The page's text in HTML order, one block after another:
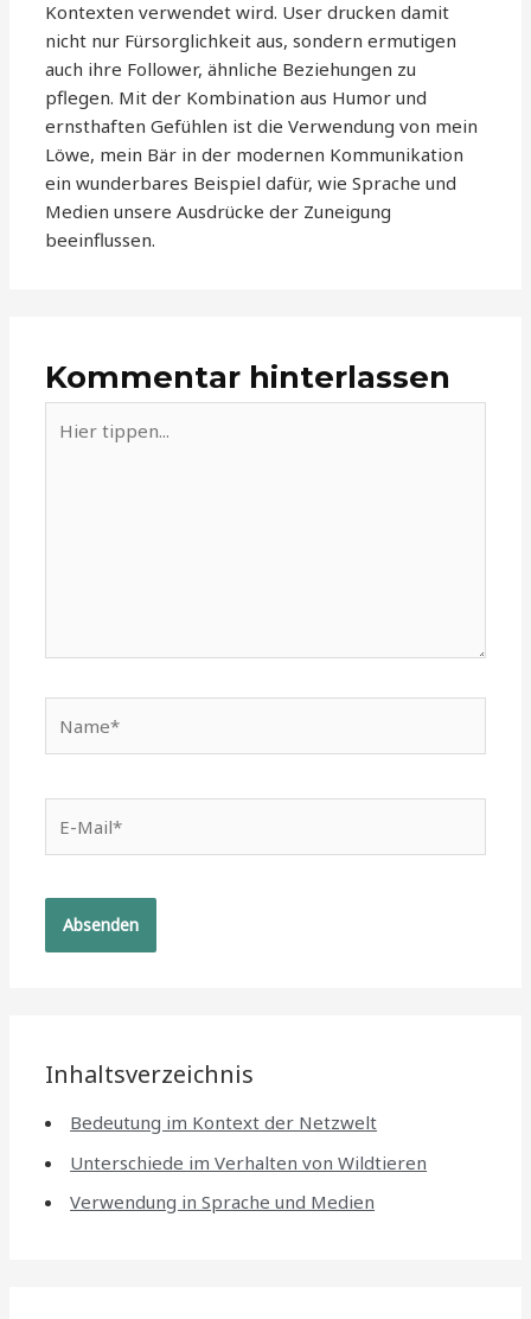
Kontexten verwendet wird. User drucken damit
nicht nur Fürsorglichkeit aus, sondern ermutigen
auch ihre Follower, ähnliche Beziehungen zu
pflegen. Mit der Kombination aus Humor und
ernsthaften Gefühlen ist die Verwendung von mein
Löwe, mein Bär in der modernen Kommunikation
ein wunderbares Beispiel dafür, wie Sprache und
Medien unsere Ausdrücke der Zuneigung
beeinflussen.
Kommentar hinterlassen
tippen...
Mail*
Inhaltsverzeichnis
Bedeutung im Kontext der Netzwelt
Unterschiede im Verhalten von Wildtieren
Verwendung in Sprache und Medien